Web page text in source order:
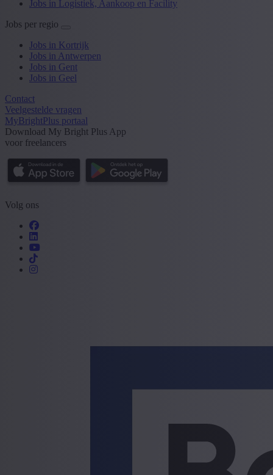
Jobs in Logistiek, Aankoop en Facility
Jobs per regio
Jobs in Kortrijk
Jobs in Antwerpen
Jobs in Gent
Jobs in Geel
Contact
Veelgestelde vragen
MyBrightPlus portaal
Download My Bright Plus App
voor freelancers
Volg ons